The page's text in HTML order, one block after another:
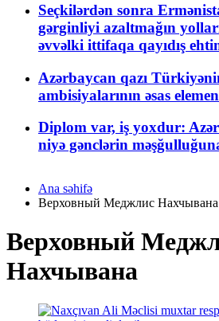
Seçkilərdən sonra
gərginliyi azaltmağın
əvvəlki ittifaqa qayıdış
Azərbaycan qazı
ambisiyalarının əsas
Diplom var, iş yoxdur:
niyə gənclərin
Ana səhifə
Верховный Меджлис Нахчывана
Верховный
Нахчывана